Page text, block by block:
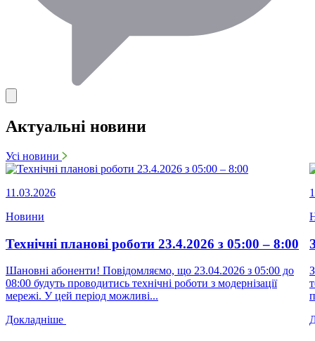
Актуальні новини
Усі новини
11.03.2026
Новини
Технічні планові роботи 23.4.2026 з 05:00 – 8:00
Шановні абоненти! Повідомляємо, що 23.04.2026 з 05:00 до
08:00 будуть проводитись технічні роботи з модернізації
мережі. У цей період можливі...
Докладніше